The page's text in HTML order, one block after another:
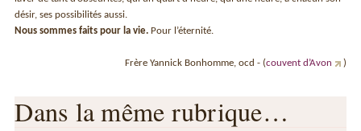
désir, ses possibilités aussi.
Nous sommes faits pour la vie. Pour l’éternité.
Frère Yannick Bonhomme, ocd - (couvent d’Avon )
Dans la même rubrique…